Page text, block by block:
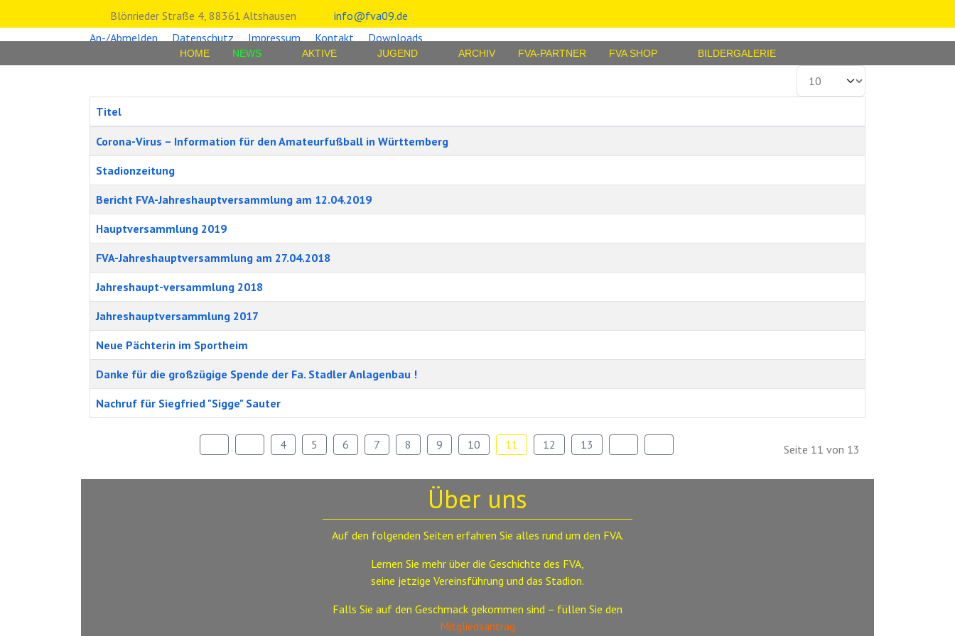
Blönrieder Straße 4, 88361 Altshausen
info@fva09.de
An-/Abmelden
Datenschutz Impressum Kontakt Downloads
HOME NEWS AKTIVE JUGEND ARCHIV FVA-PARTNER FVA SHOP BILDERGALERIE
Anzeige #
Beiträge
Titel
Corona-Virus – Information für den Amateurfußball in Württemberg
Stadionzeitung
Bericht FVA-Jahreshauptversammlung am 12.04.2019
Hauptversammlung 2019
FVA-Jahreshauptversammlung am 27.04.2018
Jahreshaupt-versammlung 2018
Jahreshauptversammlung 2017
Neue Pächterin im Sportheim
Danke für die großzügige Spende der Fa. Stadler Anlagenbau !
Nachruf für Siegfried "Sigge" Sauter
Seite 11 von 13
4 5 6 7 8 9 10 11 12 13
Über uns
Auf den folgenden Seiten erfahren Sie alles rund um den FVA.
Lernen Sie mehr über die Geschichte des FVA,
seine jetzige Vereinsführung und das Stadion.
Falls Sie auf den Geschmack gekommen sind – füllen Sie den
Mitgliedsantrag